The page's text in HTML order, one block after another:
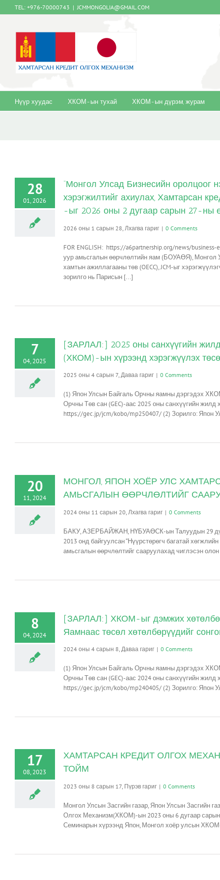
to
TEL: +976-70000743 | JCMMONGOLIA@GMAIL.COM
Нүүр хуудас ХКОМ-ын тухай ХКОМ-ын дүрэм, журам
28
01, 2026
“Монгол Улсад Бизнесийн оролцоог
хэрэгжилтийг ахиулах, Хамтарсан
-ыг 2026 оны 2 дугаар сарын 27-ны
2026 оны 1 сарын 28, Лхагва гариг | 0 Comments
FOR ENGLISH: https://a6partnership.org/news/
уур амьсгалын өөрчлөлтийн яам (БОУАӨЯ), Монгол
хамтын ажиллагааны төв (OECC), JCM-ыг
зорилго нь Парисын [...]
7
04, 2025
[ЗАРЛАЛ:] 2025 оны санхүүгийн
(ХКОМ)-ын хүрээнд хэрэгжүүлэх
2025 оны 4 сарын 7, Даваа гариг | 0 Comments
(1) Япон Улсын Байгаль Орчны яамны дэргэдэх
Орчны Төв сан (GEC)-аас 2025 оны санхүүгийн
https://gec.jp/jcm/kobo/mp250407/ (2) Зорилго: Япон
20
11, 2024
МОНГОЛ, ЯПОН ХОЁР УЛС
АМЬСГАЛЫН ӨӨРЧЛӨЛТИЙГ
2024 оны 11 сарын 20, Лхагва гариг | 0 Comments
БАКУ, АЗЕРБАЙЖАН, НҮБУАӨСК-ын Талуудын 29
2013 онд байгуулсан “Нүүрстөрөгч багатай
амьсгалын өөрчлөлтийг сааруулахад чиглэсэн
8
04, 2024
[ЗАРЛАЛ:] ХКОМ-ыг дэмжих
Яамнаас төсөл хөтөлбөрүүдийг
2024 оны 4 сарын 8, Даваа гариг | 0 Comments
(1) Япон Улсын Байгаль Орчны яамны дэргэдэх
Орчны Төв сан (GEC)-аас 2024 оны санхүүгийн
https://gec.jp/jcm/kobo/mp240405/ (2) Зорилго: Япон
17
08, 2023
ХАМТАРСАН КРЕДИТ ОЛГОХ
ТОЙМ
2023 оны 8 сарын 17, Пүрэв гариг | 0 Comments
Монгол Улсын Засгийн газар, Япон Улсын Засгийн
Олгох Механизм(ХКОМ)-ын 2023 оны 6 дугаар
Семинарын хүрээнд Япон, Монгол хоёр улсын